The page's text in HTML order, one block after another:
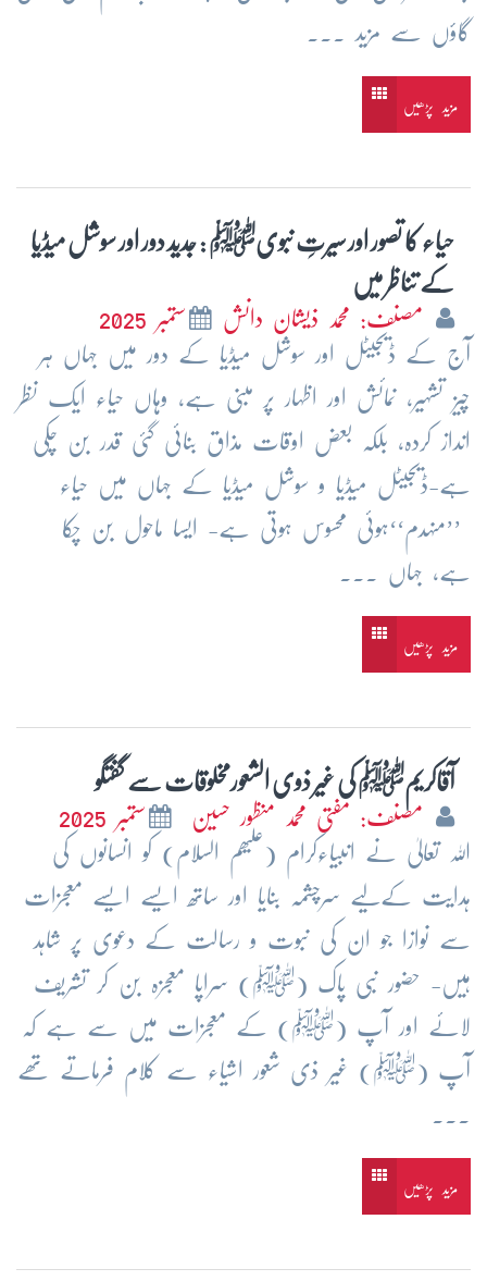
گاؤں سے مزید ...
مزید پڑھیں
حیاء کا تصور اور سیرتِ نبویﷺ : جدید دور اور سوشل میڈیا
کے تناظر میں
مصنف: محمد ذیشان دانش
ستمبر 2025
آج کے ڈیجیٹل اور سوشل میڈیا کے دور میں جہاں ہر
چیز تشہیر، نمائش اور اظہار پر مبنی ہے، وہاں حیاء ایک نظر
انداز کردہ، بلکہ بعض اوقات مذاق بنائی گئی قدر بن چکی
ہے-ڈیجیٹل میڈیا و سوشل میڈیا کے جہاں میں حیاء
’’منہدم‘‘ہوئی محسوس ہوتی ہے- ایسا ماحول بن چکا
ہے، جہاں ...
مزید پڑھیں
آقاکریمﷺ کی غیر ذوی الشعورمخلوقات سے گفتگو
مصنف: مفتی محمد منظور حسین
ستمبر 2025
اللہ تعالیٰ نے انبیاءکرام (علیھم السلام) کو انسانوں کی
ہدایت کےلیے سرچشمہ بنایا اور ساتھ ایسے ایسے معجزات
سے نوازا جو ان کی نبوت و رسالت کے دعوی پر شاہد
ہیں- حضور نبی پاک (ﷺ) سراپا معجزہ بن کر تشریف
لائے اور آپ (ﷺ) کے معجزات میں سے ہے کہ
آپ (ﷺ) غیر ذی شعور اشیاء سے کلام فرماتے تھے
مزید پڑھیں